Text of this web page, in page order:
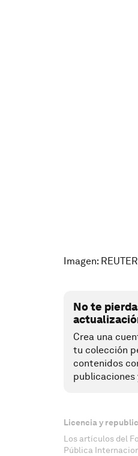
Imagen:
No te
Crea una
tu colección
contenidos
publicaciones
Licencia y
Los artículos del
Pública